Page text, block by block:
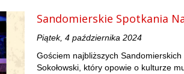
Sandomierskie Spotkania
Piątek, 4 października 2024
Gościem najbliższych
Sokołowski, który opowie o kulturze